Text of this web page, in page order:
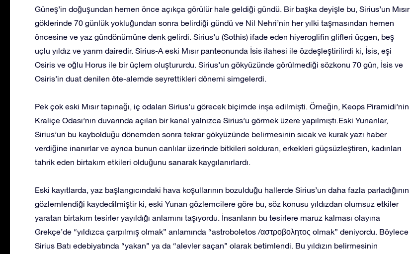
Güneş’in doğuşundan hemen önce açıkça görülür hale geldiği gündü. Bir başka deyişle bu, Sirius’un Mısır
göklerinde 70 günlük yokluğundan sonra belirdiği gündü ve Nil Nehri’nin her yılki taşmasından hemen
öncesine ve yaz gündönümüne denk gelirdi. Sirius’u (Sothis) ifade eden hiyeroglifin glifleri üçgen, beş
uçlu yıldız ve yarım dairedir. Sirius-A eski Mısır panteonunda İsis ilahesi ile özdeşleştirilirdi ki, İsis, eşi
Osiris ve oğlu Horus ile bir üçlem oluştururdu. Sirius’un gökyüzünde görülmediği sözkonu 70 gün, İsis ve
Osiris’in duat denilen öte-alemde seyrettikleri dönemi simgelerdi.
Pek çok eski Mısır tapınağı, iç odaları Sirius’u görecek biçimde inşa edilmişti. Örneğin, Keops Piramidi’nin
Kraliçe Odası’nın duvarında açılan bir kanal yalnızca Sirius’u görmek üzere yapılmıştı.Eski Yunanlar,
Sirius’un bu kaybolduğu dönemden sonra tekrar gökyüzünde belirmesinin sıcak ve kurak yazı haber
verdiğine inanırlar ve ayrıca bunun canlılar üzerinde bitkileri solduran, erkekleri güçsüzleştiren, kadınları
tahrik eden birtakım etkileri olduğunu sanarak kaygılanırlardı.
Eski kayıtlarda, yaz başlangıcındaki hava koşullarının bozulduğu hallerde Sirius’un daha fazla parladığının
gözlemlendiği kaydedilmiştir ki, eski Yunan gözlemcilere göre bu, söz konusu yıldızdan olumsuz etkiler
yaratan birtakım tesirler yayıldığı anlamını taşıyordu. İnsanların bu tesirlere maruz kalması olayına
Grekçe’de “yıldızca çarpılmış olmak” anlamında “astroboletos /αστροβολητος olmak” deniyordu. Böylece
Sirius Batı edebiyatında “yakan” ya da “alevler saçan” olarak betimlendi. Bu yıldızın belirmesinin